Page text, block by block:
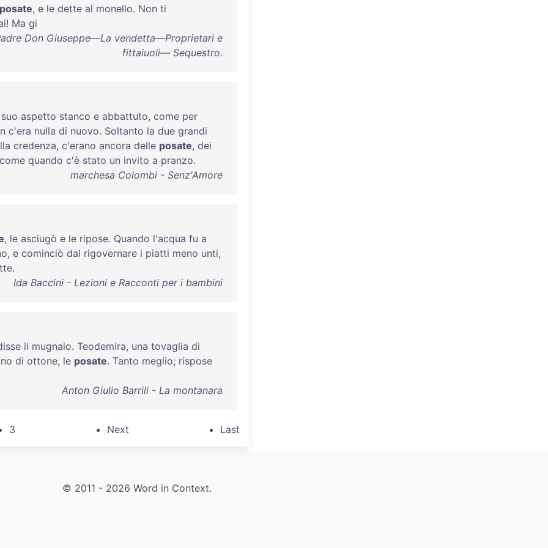
posate, e le dette al monello. Non ti
! Ma gi
Don Giuseppe—La vendetta—Proprietari e
fittaiuoli— Sequestro.
suo aspetto stanco e abbattuto, come per
c'era nulla di nuovo. Soltanto la due grandi
credenza, c'erano ancora delle posate, dei
come quando c'è stato un invito a pranzo.
marchesa Colombi - Senz'Amore
, le asciugò e le ripose. Quando l'acqua fu a
, e cominciò dal rigovernare i piatti meno unti,
.
Ida Baccini - Lezioni e Racconti per i bambini
il mugnaio. Teodemira, una tovaglia di
di ottone, le posate. Tanto meglio; rispose
Anton Giulio Barrili - La montanara
3 Next Last
© 2011 - 2026 Word in Context.